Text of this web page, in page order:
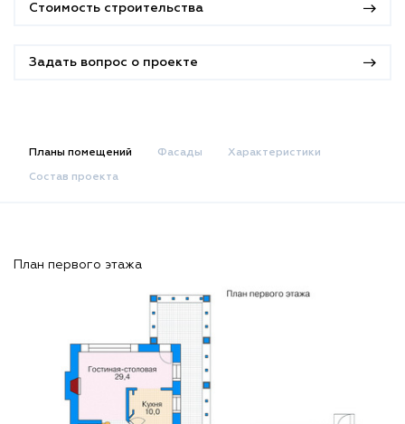
Стоимость строительства
Задать вопрос о проекте
Планы помещений Фасады Характеристики
Состав проекта
План первого этажа